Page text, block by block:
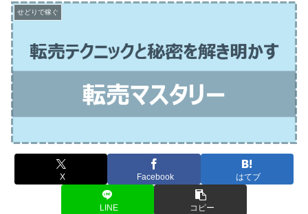
せどりで稼ぐ
X Facebook はてブ
LINE コピー